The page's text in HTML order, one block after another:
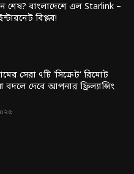
শেষ? বাংলাদেশে এল Starlink –
বিপ্লব!
সেরা ৭টি ‘সিক্রেট’ রিমোট
দেবে আপনার ফ্রিল্যান্সিং